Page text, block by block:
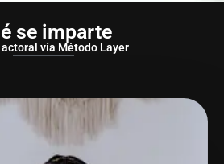
se imparte
vía Método Layer